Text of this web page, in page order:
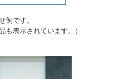
例です。
も表示されています。）